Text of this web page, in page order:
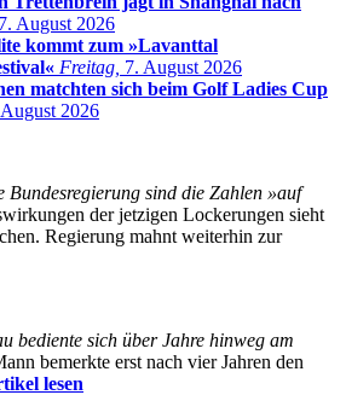
7. August 2026
kommt zum »Lavanttal
Freitag, 7. August 2026
matchten sich beim Golf Ladies Cup
2026
Bundesregierung sind die Zahlen »auf
der jetzigen Lockerungen sieht
Regierung mahnt weiterhin zur
bediente sich über Jahre hinweg am
bemerkte erst nach vier Jahren den
lesen